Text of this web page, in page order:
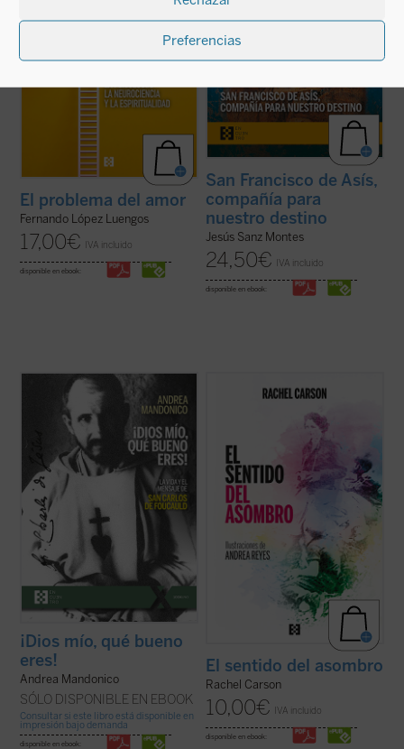
Preferencias
El problema del amor
Fernando López Luengos
17,00€ IVA incluido
disponible en ebook:
San Francisco de Asís,
compañía para
nuestro destino
Jesús Sanz Montes
24,50€ IVA incluido
disponible en ebook:
Esta biografía del recién proclamado santo
Carlos de Foucauld, escrita por quien ha
sido vicepostulador de su causa de
canonización, se centra en los aspectos
más sobresalientes de su espiritualidad y
de su actividad pastoral. El libro arranca ...
(ver ficha)
¡Dios mío, qué bueno
eres!
Andrea Mandonico
SÓLO DISPONIBLE EN EBOOK
Consultar si este libro está disponible en
impresión bajo demanda
disponible en ebook:
El principal legado de Carson fue
enseñarnos que no hay mejor manera de
su grandeza. Este pequeño clásico,
traducido por primera vez al español y
bellamente ilustrado, es un antídoto
refrescante contra ...
(ver ficha)
El sentido del asombro
Rachel Carson
10,00€ IVA incluido
disponible en ebook: